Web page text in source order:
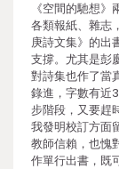
《空間的馳想
各類報紙、雜志
庚詩文集》的出
支撐。尤其是彭
對詩集也作了當
錄進，字數有近
步階段，又要趕
我發明校訂方面
教師信賴，也愧
作單行出書，既